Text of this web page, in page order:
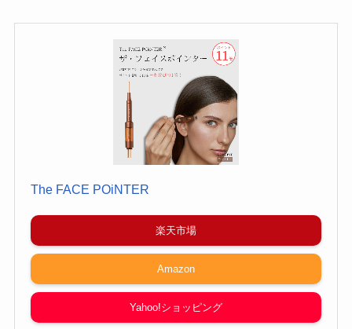
The FACE POiNTER
楽天市場
Amazon
Yahoo!ショッピング